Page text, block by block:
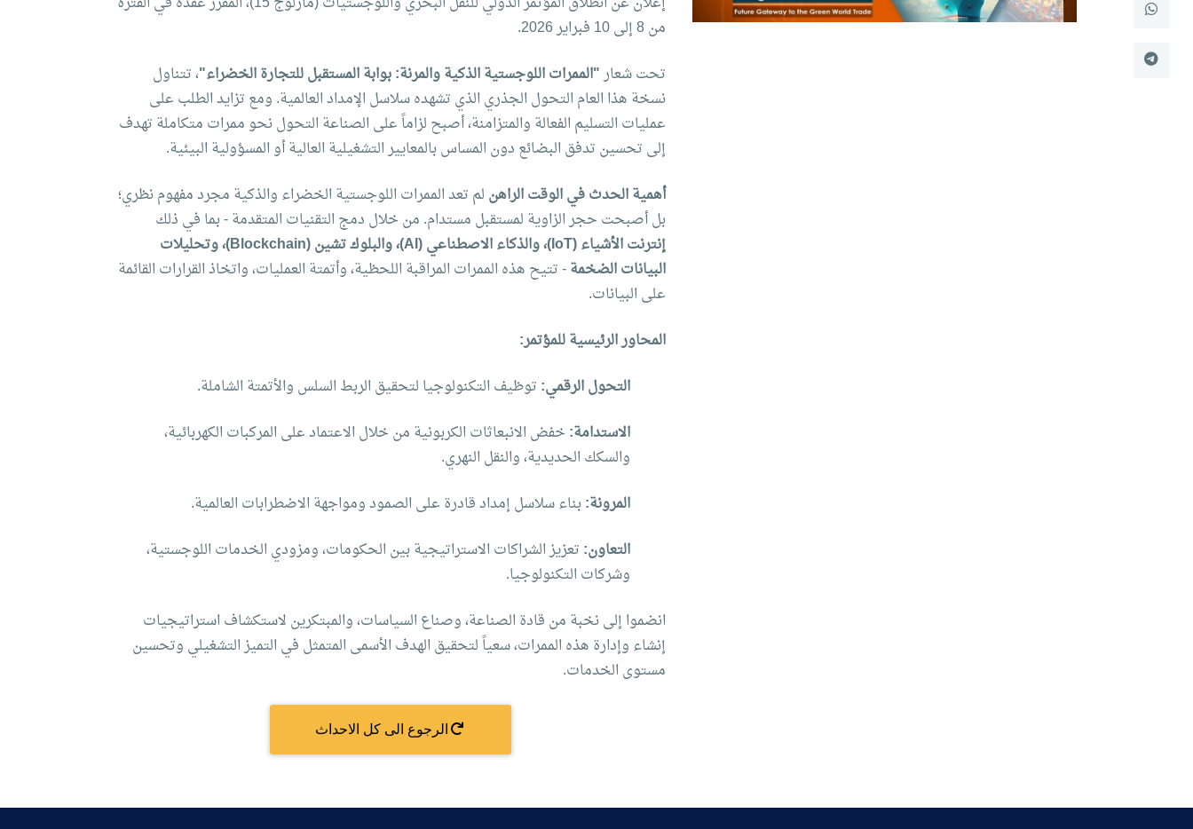
طلبة الأكاديمية
من 8 إلى 10 فبراير 2026.
تحت شعار"الممرات اللوجستية الذكية والمرنة: بوابة المستقبل للتجارة الخضراء"، تتناول
نسخة هذا العام التحول الجذري الذي تشهده سلاسل الإمداد العالمية. ومع تزايد الطلب على
عمليات التسليم الفعالة والمتزامنة، أصبح لزاماً على الصناعة التحول نحو ممرات متكاملة تهدف
إلى تحسين تدفق البضائع دون المساس بالمعايير التشغيلية العالية أو المسؤولية البيئية.
أهمية الحدث في الوقت الراهن لم تعد الممرات اللوجستية الخضراء والذكية مجرد مفهوم نظري؛
بل أصبحت حجر الزاوية لمستقبل مستدام. من خلال دمج التقنيات المتقدمة - بما في ذلك
إنترنت الأشياء (IoT)، والذكاء الاصطناعي (AI)، والبلوك تشين (Blockchain)، وتحليلات
البيانات الضخمة- تتيح هذه الممرات المراقبة اللحظية، وأتمتة العمليات، واتخاذ القرارات القائمة
على البيانات.
المحاور الرئيسية للمؤتمر:
التحول الرقمي: توظيف التكنولوجيا لتحقيق الربط السلس والأتمتة الشاملة.
الاستدامة: خفض الانبعاثات الكربونية من خلال الاعتماد على المركبات الكهربائية،
والسكك الحديدية، والنقل النهري.
المرونة:بناء سلاسل إمداد قادرة على الصمود ومواجهة الاضطرابات العالمية.
التعاون: تعزيز الشراكات الاستراتيجية بين الحكومات، ومزودي الخدمات اللوجستية،
وشركات التكنولوجيا.
انضموا إلى نخبة من قادة الصناعة، وصناع السياسات، والمبتكرين لاستكشاف استراتيجيات
إنشاء وإدارة هذه الممرات، سعياً لتحقيق الهدف الأسمى المتمثل في التميز التشغيلي وتحسين
مستوى الخدمات.
الرجوع الى كل الاحداث